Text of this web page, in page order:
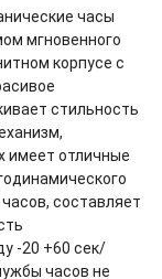
часы
мгновенного
корпусе с
стильность
имеет отличные
составляет
-20 +60 сек/
часов не